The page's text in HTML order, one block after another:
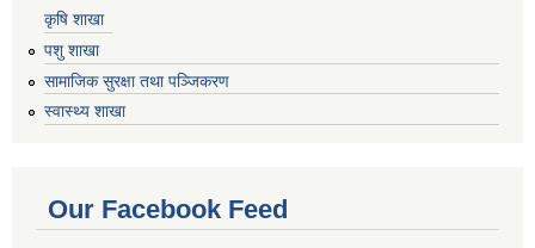
कृषि शाखा
पशु शाखा
सामाजिक सुरक्षा तथा पञ्जिकरण
स्वास्थ्य शाखा
Our Facebook Feed